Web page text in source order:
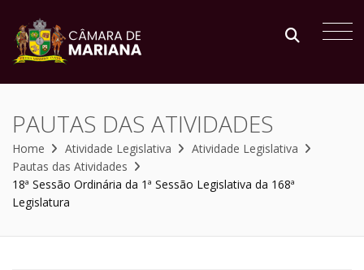
PAUTAS DAS ATIVIDADES
Home Atividade Legislativa
Atividade Legislativa
Pautas das Atividades
18ª Sessão Ordinária da 1ª Sessão Legislativa da 168ª
Legislatura